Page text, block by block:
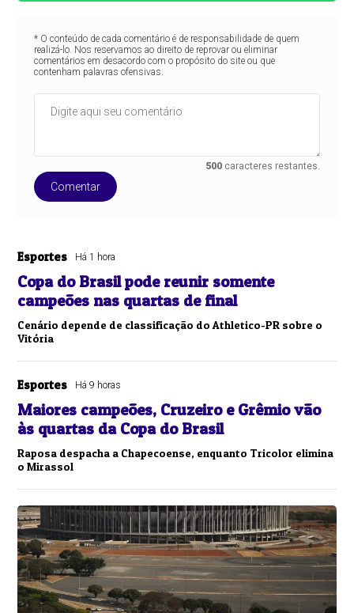
* O conteúdo de cada comentário é de responsabilidade de quem
realizá-lo. Nos reservamos ao direito de reprovar ou eliminar
comentários em desacordo com o propósito do site ou que
contenham palavras ofensivas.
500 caracteres restantes.
Comentar
Esportes Há 1 hora
Copa do Brasil pode reunir somente
campeões nas quartas de final
Cenário depende de classificação do Athletico-PR sobre o
Vitória
Esportes Há 9 horas
Maiores campeões, Cruzeiro e Grêmio vão
às quartas da Copa do Brasil
Raposa despacha a Chapecoense, enquanto Tricolor elimina
o Mirassol